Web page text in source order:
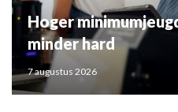
Hoger
minder hard
7 augustus 2026